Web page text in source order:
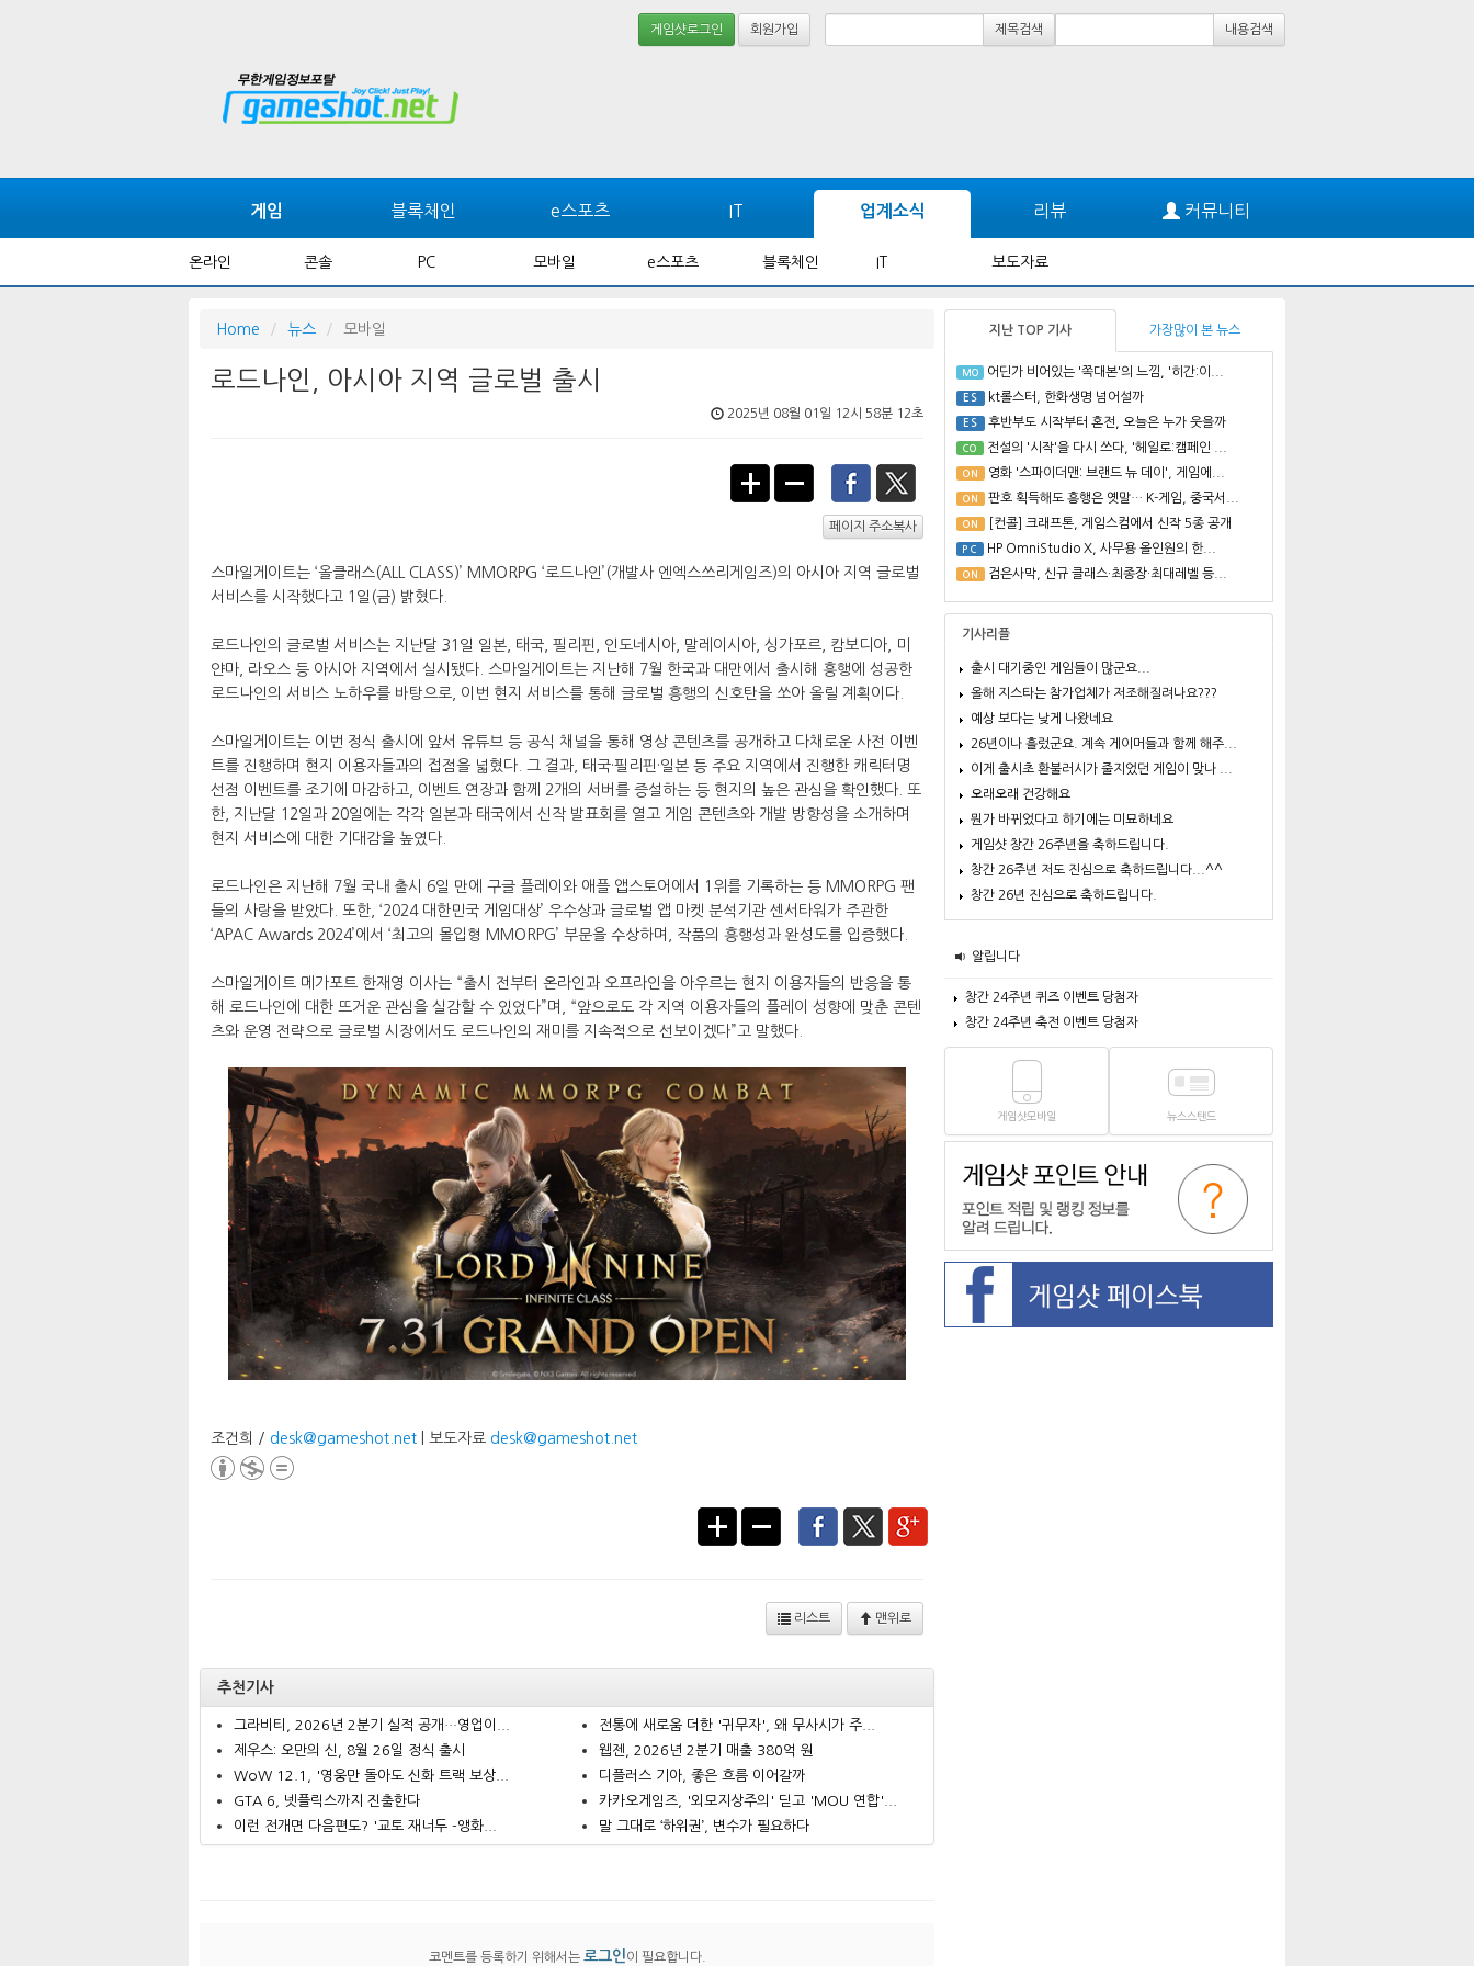
게임샷로그인 회원가입 제목검색 내용검색
게임 블록체인 e스포츠 IT 업계소식 리뷰 커뮤니티
온라인 콘솔 PC 모바일 e스포츠 블록체인 IT 보도자료
Home 뉴스 모바일
로드나인, 아시아 지역 글로벌 출시
2025년 08월 01일 12시 58분 12초
페이지 주소복사
스마일게이트는 ‘올클래스(ALL CLASS)’ MMORPG ‘로드나인’(개발사 엔엑스쓰리게임즈)의 아시아 지역 글로벌
서비스를 시작했다고 1일(금) 밝혔다.
로드나인의 글로벌 서비스는 지난달 31일 일본, 태국, 필리핀, 인도네시아, 말레이시아, 싱가포르, 캄보디아, 미
얀마, 라오스 등 아시아 지역에서 실시됐다. 스마일게이트는 지난해 7월 한국과 대만에서 출시해 흥행에 성공한
로드나인의 서비스 노하우를 바탕으로, 이번 현지 서비스를 통해 글로벌 흥행의 신호탄을 쏘아 올릴 계획이다.
스마일게이트는 이번 정식 출시에 앞서 유튜브 등 공식 채널을 통해 영상 콘텐츠를 공개하고 다채로운 사전 이벤
트를 진행하며 현지 이용자들과의 접점을 넓혔다. 그 결과, 태국·필리핀·일본 등 주요 지역에서 진행한 캐릭터명
선점 이벤트를 조기에 마감하고, 이벤트 연장과 함께 2개의 서버를 증설하는 등 현지의 높은 관심을 확인했다. 또
한, 지난달 12일과 20일에는 각각 일본과 태국에서 신작 발표회를 열고 게임 콘텐츠와 개발 방향성을 소개하며
현지 서비스에 대한 기대감을 높였다.
로드나인은 지난해 7월 국내 출시 6일 만에 구글 플레이와 애플 앱스토어에서 1위를 기록하는 등 MMORPG 팬
들의 사랑을 받았다. 또한, ‘2024 대한민국 게임대상’ 우수상과 글로벌 앱 마켓 분석기관 센서타워가 주관한
‘APAC Awards 2024’에서 ‘최고의 몰입형 MMORPG’ 부문을 수상하며, 작품의 흥행성과 완성도를 입증했다.
스마일게이트 메가포트 한재영 이사는 “출시 전부터 온라인과 오프라인을 아우르는 현지 이용자들의 반응을 통
해 로드나인에 대한 뜨거운 관심을 실감할 수 있었다”며, “앞으로도 각 지역 이용자들의 플레이 성향에 맞춘 콘텐
츠와 운영 전략으로 글로벌 시장에서도 로드나인의 재미를 지속적으로 선보이겠다”고 말했다.
조건희 / desk@gameshot.net | 보도자료 desk@gameshot.net
리스트 맨위로
추천기사
그라비티, 2026년 2분기 실적 공개…영업이...
제우스: 오만의 신, 8월 26일 정식 출시
WoW 12.1, '영웅만 돌아도 신화 트랙 보상...
GTA 6, 넷플릭스까지 진출한다
이런 전개면 다음편도? '교토 재너두 -앵화...
전통에 새로움 더한 '귀무자', 왜 무사시가 주...
웹젠, 2026년 2분기 매출 380억 원
디플러스 기아, 좋은 흐름 이어갈까
카카오게임즈, '외모지상주의' 딛고 'MOU 연합'...
말 그대로 ‘하위권’, 변수가 필요하다
코멘트를 등록하기 위해서는 로그인이 필요합니다.
지난 TOP 기사 가장많이 본 뉴스
MO 어딘가 비어있는 '쪽대본'의 느낌, '히간:이...
ES kt롤스터, 한화생명 넘어설까
ES 후반부도 시작부터 혼전, 오늘은 누가 웃을까
CO 전설의 '시작'을 다시 쓰다, '헤일로:캠페인 ...
ON 영화 '스파이더맨: 브랜드 뉴 데이', 게임에...
ON 판호 획득해도 흥행은 옛말… K-게임, 중국서...
ON [컨콜] 크래프톤, 게임스컴에서 신작 5종 공개
PC HP OmniStudio X, 사무용 올인원의 한...
ON 검은사막, 신규 클래스·최종장·최대레벨 등...
기사리플
출시 대기중인 게임들이 많군요...
올해 지스타는 참가업체가 저조해질려나요???
예상 보다는 낮게 나왔네요
26년이나 흘렀군요. 계속 게이머들과 함께 해주...
이게 출시초 환불러시가 줄지었던 게임이 맞나 ...
오래오래 건강해요
뭔가 바뀌었다고 하기에는 미묘하네요
게임샷 창간 26주년을 축하드립니다.
창간 26주년 저도 진심으로 축하드립니다...^^
창간 26년 진심으로 축하드립니다.
알립니다
창간 24주년 퀴즈 이벤트 당첨자
창간 24주년 축전 이벤트 당첨자
게임샷모바일 뉴스스탠드